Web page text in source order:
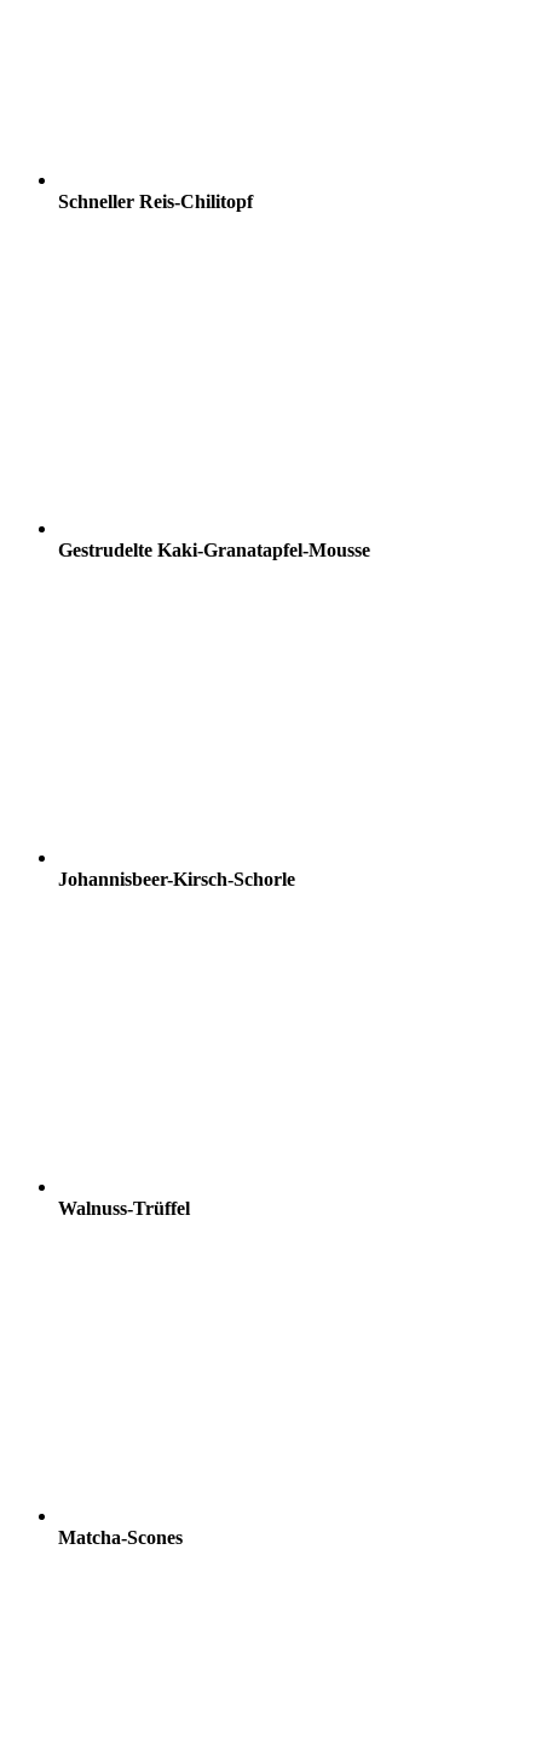
Schneller Reis-Chilitopf
Gestrudelte Kaki-Granatapfel-Mousse
Johannisbeer-Kirsch-Schorle
Walnuss-Trüffel
Matcha-Scones